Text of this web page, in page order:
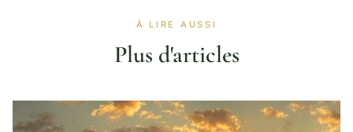
À LIRE AUSSI
Plus d'articles